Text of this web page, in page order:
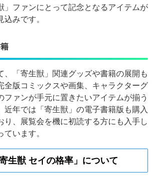
」ファンにとって記念となるアイテムが
みです。
、「寄生獣」関連グッズや書籍の展開も
全版コミックスや画集、キャラクターグ
ファンが手元に置きたいアイテムが揃う
近年では「寄生獣」の電子書籍版も購入
り、展覧会を機に初読する方にも入手し
います。
生獣 セイの格率」について